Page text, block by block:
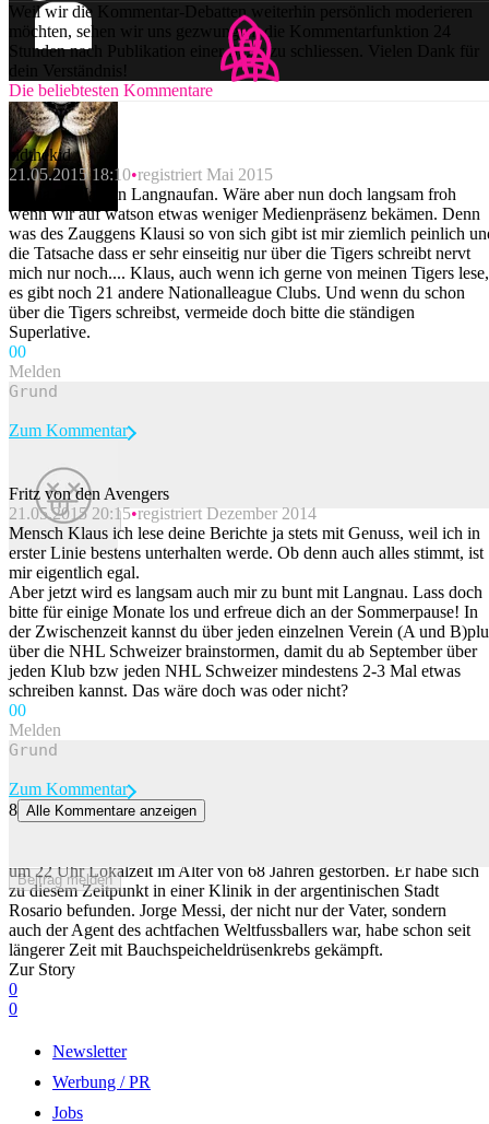
Weil wir die Kommentar-Debatten weiterhin persönlich moderieren
möchten, sehen wir uns gezwungen, die Kommentarfunktion 24
Stunden nach Publikation einer Story zu schliessen. Vielen Dank für
dein Verständnis!
Die beliebtesten Kommentare
sidthekid
21.05.2015 18:10 registriert Mai 2015
Bin ja seit Jahren Langnaufan. Wäre aber nun doch langsam froh
wenn wir auf watson etwas weniger Medienpräsenz bekämen. Denn
was des Zauggens Klausi so von sich gibt ist mir ziemlich peinlich
die Tatsache dass er sehr einseitig nur über die Tigers schreibt nervt
mich nur noch.... Klaus, auch wenn ich gerne von meinen Tigers lese,
es gibt noch 21 andere Nationalleague Clubs. Und wenn du schon
über die Tigers schreibst, vermeide doch bitte die ständigen
Superlative.
00
Melden
Beitrag melden
Zum Kommentar
Fritz von den Avengers
21.05.2015 20:15 registriert Dezember 2014
Mensch Klaus ich lese deine Berichte ja stets mit Genuss, weil ich in
erster Linie bestens unterhalten werde. Ob denn auch alles stimmt, ist
mir eigentlich egal.
Aber jetzt wird es langsam auch mir zu bunt mit Langnau. Lass doch
bitte für einige Monate los und erfreue dich an der Sommerpause! In
der Zwischenzeit kannst du über jeden einzelnen Verein (A und
über die NHL Schweizer brainstormen, damit du ab September über
jeden Klub bzw jeden NHL Schweizer mindestens 2-3 Mal etwas
schreiben kannst. Das wäre doch was oder nicht?
00
Melden
Beitrag melden
Zum Kommentar
8 Alle Kommentare anzeigen
um 22 Uhr Lokalzeit im Alter von 68 Jahren gestorben. Er habe sich
zu diesem Zeitpunkt in einer Klinik in der argentinischen Stadt
Rosario befunden. Jorge Messi, der nicht nur der Vater, sondern
auch der Agent des achtfachen Weltfussballers war, habe schon seit
längerer Zeit mit Bauchspeicheldrüsenkrebs gekämpft.
Zur Story
0
0
Newsletter
Werbung / PR
Jobs